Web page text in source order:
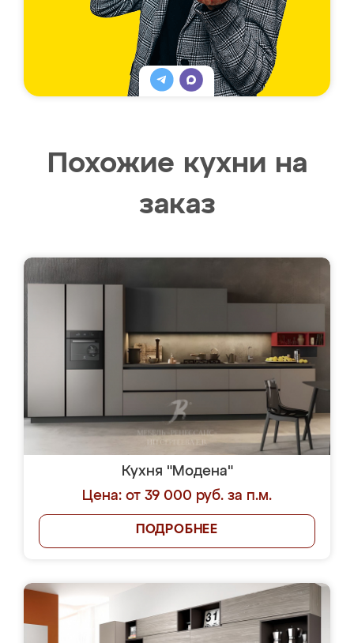
Похожие кухни на
заказ
Кухня "Модена"
Цена: от 39 000 руб. за п.м.
ПОДРОБНЕЕ